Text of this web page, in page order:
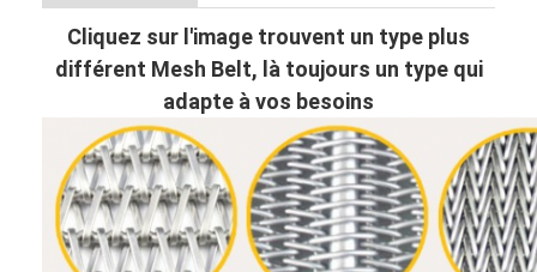
Cliquez sur l'image trouvent un type plus
différent Mesh Belt, là toujours un type qui
adapte à vos besoins